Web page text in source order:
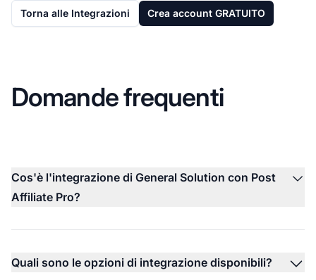
Torna alle Integrazioni Crea account GRATUITO
Domande frequenti
Cos'è l'integrazione di General Solution con Post
Affiliate Pro?
Quali sono le opzioni di integrazione disponibili?